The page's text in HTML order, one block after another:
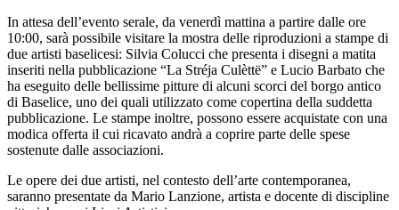
In attesa dell’evento serale, da venerdì mattina a partire dalle ore
10:00, sarà possibile visitare la mostra delle riproduzioni a stampe di
due artisti baselicesi: Silvia Colucci che presenta i disegni a matita
inseriti nella pubblicazione “La Stréja Culèttë” e Lucio Barbato che
ha eseguito delle bellissime pitture di alcuni scorci del borgo antico
di Baselice, uno dei quali utilizzato come copertina della suddetta
pubblicazione. Le stampe inoltre, possono essere acquistate con una
modica offerta il cui ricavato andrà a coprire parte delle spese
sostenute dalle associazioni.
Le opere dei due artisti, nel contesto dell’arte contemporanea,
saranno presentate da Mario Lanzione, artista e docente di discipline